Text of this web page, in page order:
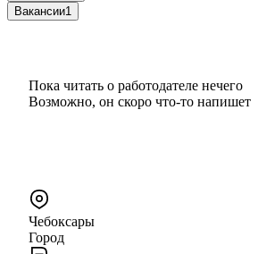
Вакансии1
Пока читать о работодателе нечего
Возможно, он скоро что‑то напишет
Чебоксары
Город